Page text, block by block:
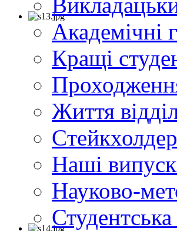
Академічні
Кращі
Життя
Наші
Науково-